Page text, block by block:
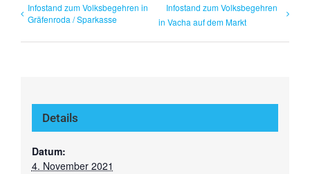
Infostand zum Volksbegehren in
Gräfenroda / Sparkasse
Infostand zum Volksbegehren
in Vacha auf dem Markt
Details
Datum:
4. November 2021